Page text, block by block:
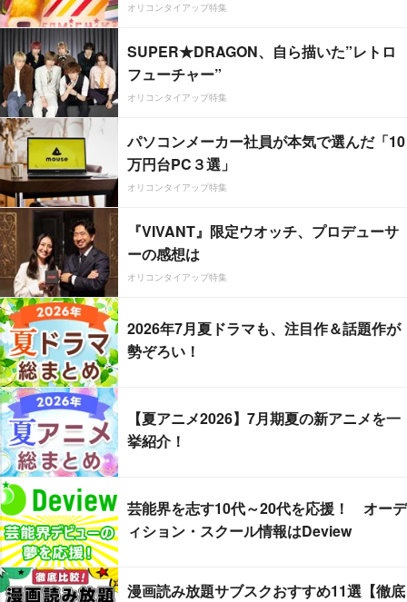
オリコンタイアップ特集
SUPER★DRAGON、自ら描いた”レトロ
フューチャー”
オリコンタイアップ特集
パソコンメーカー社員が本気で選んだ「10
万円台PC３選」
オリコンタイアップ特集
『VIVANT』限定ウオッチ、プロデューサ
ーの感想は
オリコンタイアップ特集
2026年7月夏ドラマも、注目作＆話題作が
勢ぞろい！
【夏アニメ2026】7月期夏の新アニメを一
挙紹介！
芸能界を志す10代～20代を応援！ オーデ
ィション・スクール情報はDeview
漫画読み放題サブスクおすすめ11選【徹底